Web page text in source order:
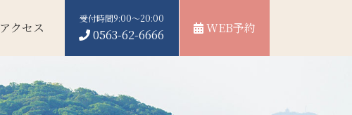
アクセス
受付時間9:00～20:00
0563-62-6666 WEB予約